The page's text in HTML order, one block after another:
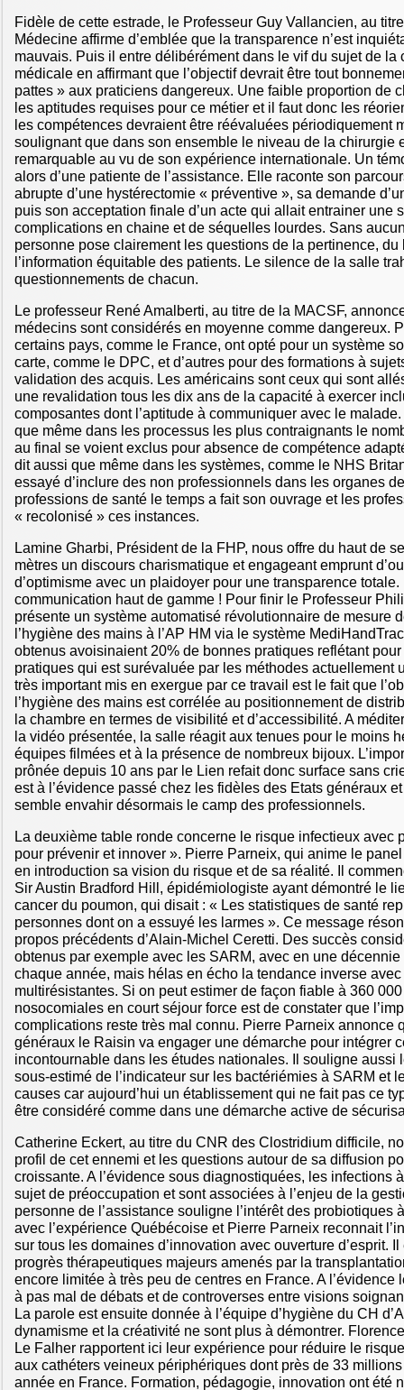
Fidèle de cette estrade, le Professeur Guy Vallancien, au
Médecine affirme d’emblée que la transparence n’est
mauvais. Puis il entre délibérément dans le vif du sujet de la
médicale en affirmant que l’objectif devrait être tout
pattes » aux praticiens dangereux. Une faible proportion de
les aptitudes requises pour ce métier et il faut donc les
les compétences devraient être réévaluées périodiquement
soulignant que dans son ensemble le niveau de la chirurgie
remarquable au vu de son expérience internationale. Un
alors d’une patiente de l’assistance. Elle raconte son
abrupte d’une hystérectomie « préventive », sa demande
puis son acceptation finale d’un acte qui allait entrainer une
complications en chaine et de séquelles lourdes. Sans
personne pose clairement les questions de la pertinence, du
l’information équitable des patients. Le silence de la salle
questionnements de chacun.
Le professeur René Amalberti, au titre de la MACSF,
médecins sont considérés en moyenne comme dangereux.
certains pays, comme le France, ont opté pour un système
carte, comme le DPC, et d’autres pour des formations à
validation des acquis. Les américains sont ceux qui sont
une revalidation tous les dix ans de la capacité à exercer
composantes dont l’aptitude à communiquer avec le
que même dans les processus les plus contraignants le
au final se voient exclus pour absence de compétence
dit aussi que même dans les systèmes, comme le NHS
essayé d’inclure des non professionnels dans les organes
professions de santé le temps a fait son ouvrage et les
« recolonisé » ces instances.
Lamine Gharbi, Président de la FHP, nous offre du haut de
mètres un discours charismatique et engageant emprunt
d’optimisme avec un plaidoyer pour une transparence totale.
communication haut de gamme ! Pour finir le Professeur
présente un système automatisé révolutionnaire de mesure
l’hygiène des mains à l’AP HM via le système
obtenus avoisinaient 20% de bonnes pratiques reflétant
pratiques qui est surévaluée par les méthodes actuellement
très important mis en exergue par ce travail est le fait que
l’hygiène des mains est corrélée au positionnement de
la chambre en termes de visibilité et d’accessibilité. A
la vidéo présentée, la salle réagit aux tenues pour le moins
équipes filmées et à la présence de nombreux bijoux.
prônée depuis 10 ans par le Lien refait donc surface sans
est à l’évidence passé chez les fidèles des Etats généraux
semble envahir désormais le camp des professionnels.
La deuxième table ronde concerne le risque infectieux avec
pour prévenir et innover ». Pierre Parneix, qui anime le panel
en introduction sa vision du risque et de sa réalité. Il
Sir Austin Bradford Hill, épidémiologiste ayant démontré le
cancer du poumon, qui disait : « Les statistiques de santé
personnes dont on a essuyé les larmes ». Ce message
propos précédents d’Alain-Michel Ceretti. Des succès
obtenus par exemple avec les SARM, avec en une
chaque année, mais hélas en écho la tendance inverse
multirésistantes. Si on peut estimer de façon fiable à 360
nosocomiales en court séjour force est de constater que
complications reste très mal connu. Pierre Parneix annonce
généraux le Raisin va engager une démarche pour intégrer
incontournable dans les études nationales. Il souligne aussi
sous-estimé de l’indicateur sur les bactériémies à SARM et
causes car aujourd’hui un établissement qui ne fait pas ce
être considéré comme dans une démarche active de
Catherine Eckert, au titre du CNR des Clostridium difficile,
profil de cet ennemi et les questions autour de sa diffusion
croissante. A l’évidence sous diagnostiquées, les infections
sujet de préoccupation et sont associées à l’enjeu de la
personne de l’assistance souligne l’intérêt des probiotiques
avec l’expérience Québécoise et Pierre Parneix reconnait
sur tous les domaines d’innovation avec ouverture d’esprit.
progrès thérapeutiques majeurs amenés par la
encore limitée à très peu de centres en France. A l’évidence
à pas mal de débats et de controverses entre visions
La parole est ensuite donnée à l’équipe d’hygiène du CH
dynamisme et la créativité ne sont plus à démontrer.
Le Falher rapportent ici leur expérience pour réduire le
aux cathéters veineux périphériques dont près de 33
année en France. Formation, pédagogie, innovation ont été